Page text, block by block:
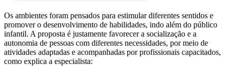
Os ambientes foram pensados para estimular diferentes sentidos e
promover o desenvolvimento de habilidades, indo além do público
infantil. A proposta é justamente favorecer a socialização e a
autonomia de pessoas com diferentes necessidades, por meio de
atividades adaptadas e acompanhadas por profissionais capacitados,
como explica a especialista: